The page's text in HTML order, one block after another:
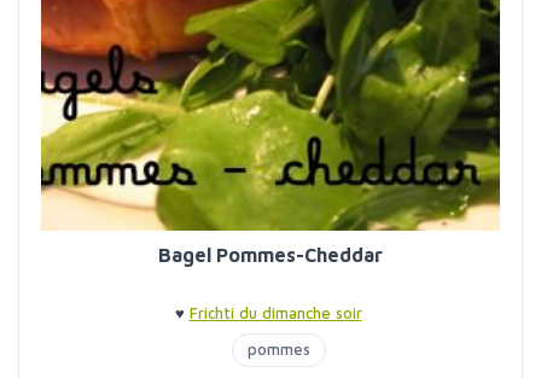
Bagel Pommes-Cheddar
♥ Frichti du dimanche soir
pommes